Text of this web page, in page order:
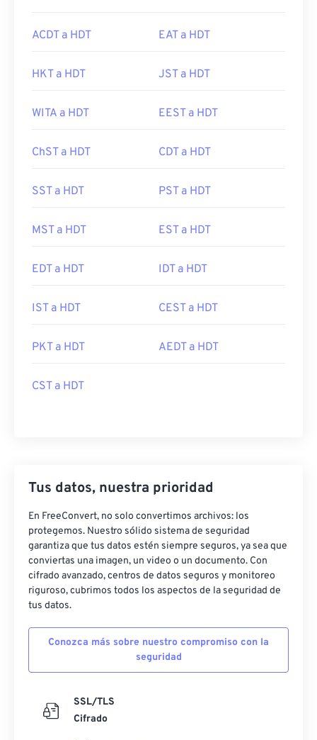
ACDT a HDT EAT a HDT
HKT a HDT JST a HDT
WITA a HDT EEST a HDT
ChST a HDT CDT a HDT
SST a HDT PST a HDT
MST a HDT EST a HDT
EDT a HDT IDT a HDT
IST a HDT CEST a HDT
PKT a HDT AEDT a HDT
CST a HDT
Tus datos, nuestra prioridad
En FreeConvert, no solo convertimos archivos: los
protegemos. Nuestro sólido sistema de seguridad
garantiza que tus datos estén siempre seguros, ya sea que
conviertas una imagen, un video o un documento. Con
cifrado avanzado, centros de datos seguros y monitoreo
riguroso, cubrimos todos los aspectos de la seguridad de
tus datos.
Conozca más sobre nuestro compromiso con la
seguridad
SSL/TLS
Cifrado